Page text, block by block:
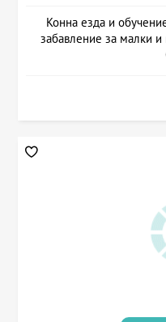
Конна езда и
забавление за малки и